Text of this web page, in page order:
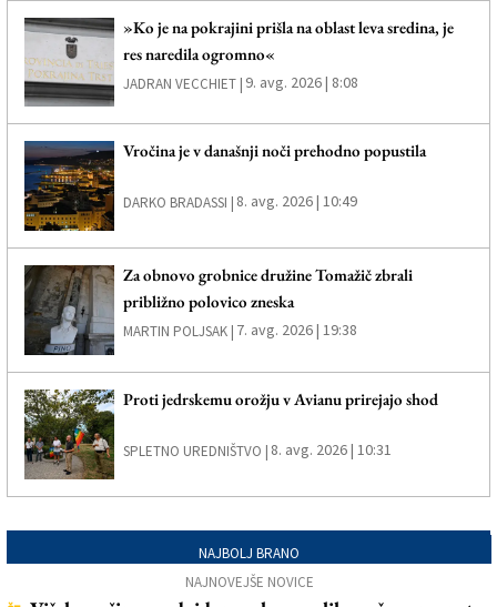
»Ko je na pokrajini prišla na oblast leva sredina, je
res naredila ogromno«
JADRAN VECCHIET | 9. avg. 2026 | 8:08
Vročina je v današnji noči prehodno popustila
DARKO BRADASSI | 8. avg. 2026 | 10:49
Za obnovo grobnice družine Tomažič zbrali
približno polovico zneska
MARTIN POLJSAK | 7. avg. 2026 | 19:38
Proti jedrskemu orožju v Avianu prirejajo shod
SPLETNO UREDNIŠTVO | 8. avg. 2026 | 10:31
NAJBOLJ BRANO
NAJNOVEJŠE NOVICE